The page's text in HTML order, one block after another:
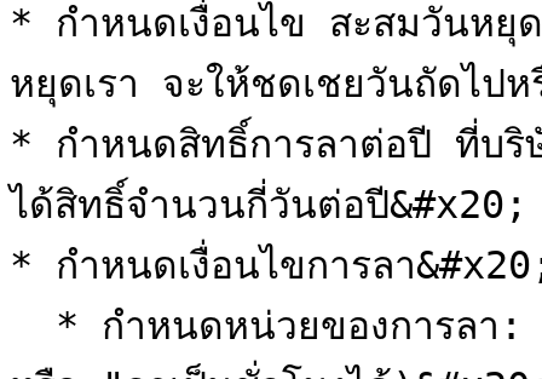
* กำหนดเงื่อนไข สะสมวันห
หยุดเรา จะให้ชดเชยวันถัดไปห
* กำหนดสิทธิ์การลาต่อปี ที่บ
ได้สิทธิ์จำนวนกี่วันต่อปี&#x20;
* กำหนดเงื่อนไขการลา